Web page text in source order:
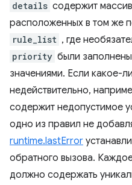
details содержит
расположенных в том же
rule_list , где
priority были
значениями. Если какое-
недействительно,
содержит недопустимое
одно из правил не
runtime.lastError
обратного вызова.
должно содержать